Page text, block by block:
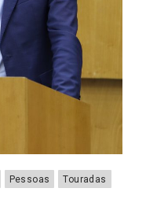
Pessoas
Touradas